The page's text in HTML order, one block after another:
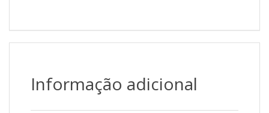
Informação adicional